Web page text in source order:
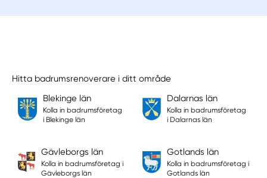
Hitta badrumsrenoverare i ditt område
Blekinge län
Kolla in badrumsföretag
i Blekinge län
Dalarnas län
Kolla in badrumsföretag
i Dalarnas län
Gävleborgs län
Kolla in badrumsföretag i
Gävleborgs län
Gotlands län
Kolla in badrumsföretag i
Gotlands län